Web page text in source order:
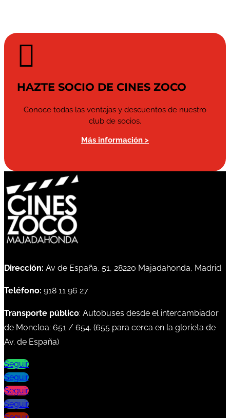

HAZTE SOCIO DE CINES ZOCO
Conoce todas las ventajas y descuentos de nuestro
club de socios.
Más información >
Dirección: Av de España, 51, 28220 Majadahonda, Madrid
Teléfono: 918 11 96 27
Transporte público: Autobuses desde el intercambiador
de Moncloa: 651 / 654. (655 para cerca en la glorieta de
Av. de España)
Seguir
Seguir
Seguir
Seguir